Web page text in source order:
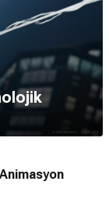
Animasyon